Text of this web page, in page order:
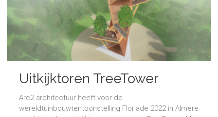
Uitkijktoren TreeTower
Floriade 2022
Arc2 architectuur heeft voor de
wereldtuinbouwtentoonstelling Floriade 2022 in Almere